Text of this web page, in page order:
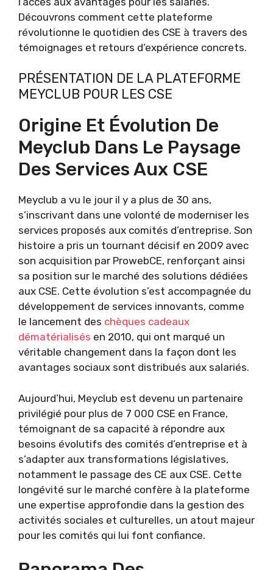
Découvrons comment cette plateforme
révolutionne le quotidien des CSE à travers des
témoignages et retours d’expérience concrets.
PRÉSENTATION DE LA PLATEFORME
MEYCLUB POUR LES CSE
Origine Et Évolution De
Meyclub Dans Le Paysage
Des Services Aux CSE
Meyclub a vu le jour il y a plus de 30 ans,
s’inscrivant dans une volonté de moderniser les
services proposés aux comités d’entreprise. Son
histoire a pris un tournant décisif en 2009 avec
son acquisition par ProwebCE, renforçant ainsi
sa position sur le marché des solutions dédiées
aux CSE. Cette évolution s’est accompagnée du
développement de services innovants, comme
le lancement des chèques cadeaux
dématérialisés en 2010, qui ont marqué un
véritable changement dans la façon dont les
avantages sociaux sont distribués aux salariés.
Aujourd’hui, Meyclub est devenu un partenaire
privilégié pour plus de 7 000 CSE en France,
témoignant de sa capacité à répondre aux
besoins évolutifs des comités d’entreprise et à
s’adapter aux transformations législatives,
notamment le passage des CE aux CSE. Cette
longévité sur le marché confère à la plateforme
une expertise approfondie dans la gestion des
activités sociales et culturelles, un atout majeur
pour les comités qui lui font confiance.